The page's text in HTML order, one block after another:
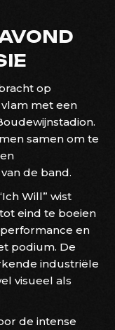
op
met een
samen om te
de band.
Will” wist
eind te boeien
en
podium. De
industriële
visueel als
de intense